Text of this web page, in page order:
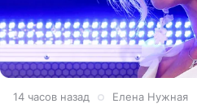
14 часов назад Елена Нужная